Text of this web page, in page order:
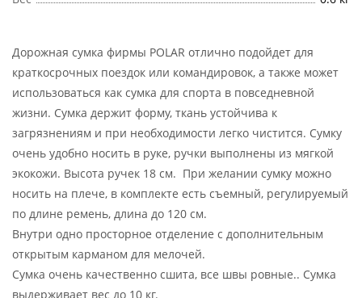
Дорожная сумка фирмы POLAR отлично подойдет для
краткосрочных поездок или командировок, а также может
использоваться как сумка для спорта в повседневной
жизни. Сумка держит форму, ткань устойчива к
загрязнениям и при необходимости легко чистится. Сумку
очень удобно носить в руке, ручки выполнены из мягкой
экокожи. Высота ручек 18 см. При желании сумку можно
носить на плече, в комплекте есть съемный, регулируемый
по длине ремень, длина до 120 см.
Внутри одно просторное отделение с дополнительным
открытым карманом для мелочей.
Сумка очень качественно сшита, все швы ровные.. Сумка
выдерживает вес до 10 кг.